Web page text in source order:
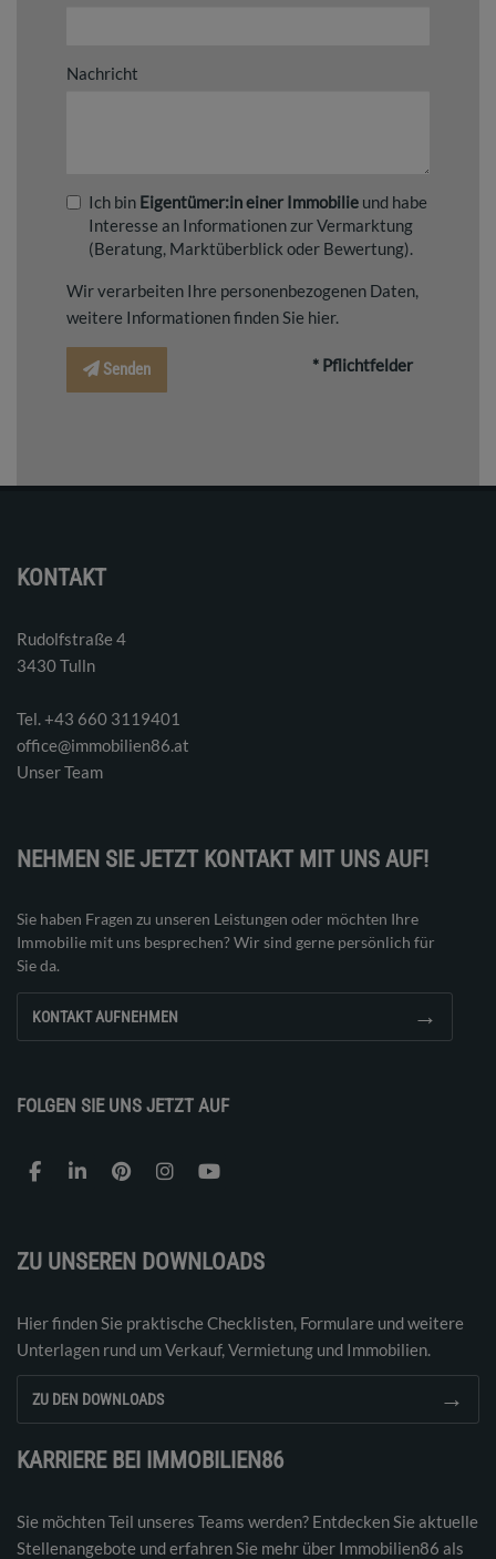
Nachricht
Ich bin Eigentümer:in einer Immobilie und habe
Interesse an Informationen zur Vermarktung
(Beratung, Marktüberblick oder Bewertung).
Wir verarbeiten Ihre personenbezogenen Daten,
weitere Informationen finden Sie hier.
Senden * Pflichtfelder
KONTAKT
Rudolfstraße 4
3430 Tulln
Tel. ‭+43 660 3119401‬
office@immobilien86.at
Unser Team
NEHMEN SIE JETZT KONTAKT MIT UNS AUF!
Sie haben Fragen zu unseren Leistungen oder möchten Ihre
Immobilie mit uns besprechen? Wir sind gerne persönlich für
Sie da.
KONTAKT AUFNEHMEN →
FOLGEN SIE UNS JETZT AUF
ZU UNSEREN DOWNLOADS
Hier finden Sie praktische Checklisten, Formulare und weitere
Unterlagen rund um Verkauf, Vermietung und Immobilien.
ZU DEN DOWNLOADS →
KARRIERE BEI IMMOBILIEN86
Sie möchten Teil unseres Teams werden? Entdecken Sie aktuelle
Stellenangebote und erfahren Sie mehr über Immobilien86 als